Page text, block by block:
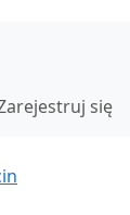
się